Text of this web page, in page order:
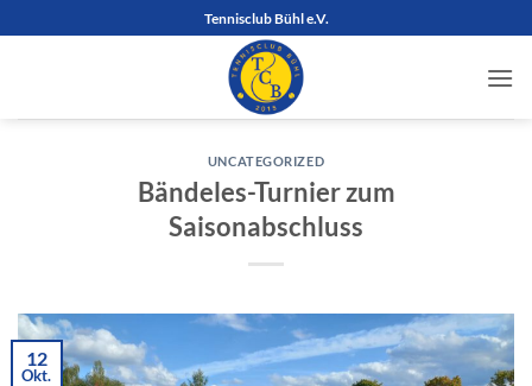
Inhalt
Tennisclub Bühl e.V.
UNCATEGORIZED
Bändeles-Turnier zum
Saisonabschluss
12
Okt.